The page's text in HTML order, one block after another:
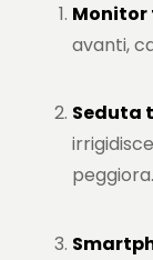
Monitor
avanti,
Seduta
peggiora.